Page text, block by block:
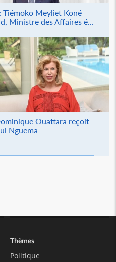
Tiémoko Meyliet Koné
Ministre des Affaires é...
Ouattara reçoit
Nguema
Thèmes
Politique